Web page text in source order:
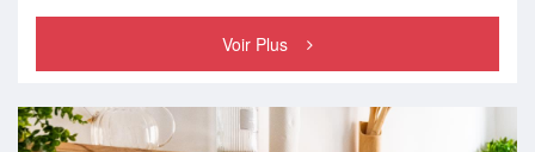
Voir Plus